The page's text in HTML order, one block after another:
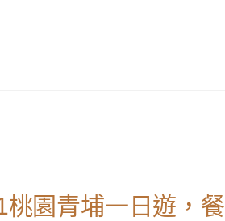
園青埔一日遊，餐